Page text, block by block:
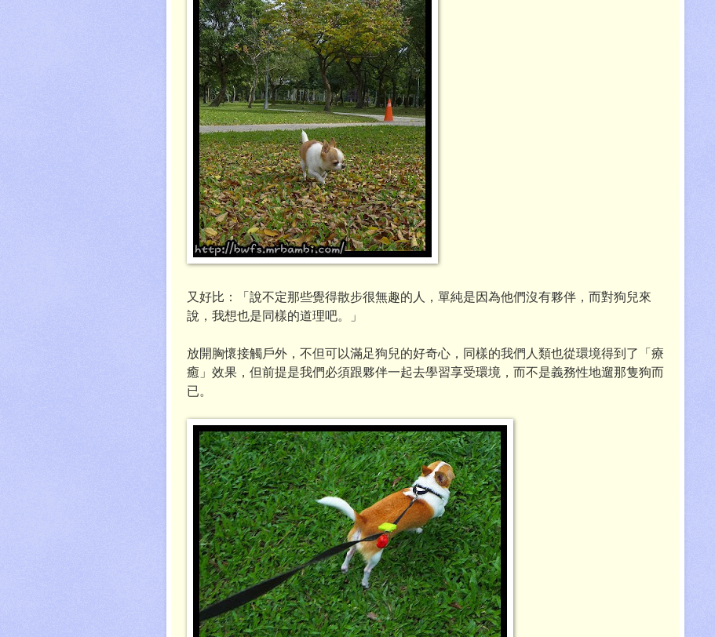
又好比：「說不定那些覺得散步很無趣的人，單純是因為他們沒有夥伴，而對狗兒來
說，我想也是同樣的道理吧。」
放開胸懷接觸戶外，不但可以滿足狗兒的好奇心，同樣的我們人類也從環境得到了「療
癒」效果，但前提是我們必須跟夥伴一起去學習享受環境，而不是義務性地遛那隻狗而
已。